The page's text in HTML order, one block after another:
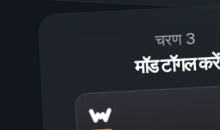
चरण 3
मॉड टॉगल करें